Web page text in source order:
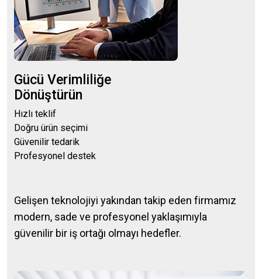
Gücü Verimliliğe
Dönüştürün
Hızlı teklif
Doğru ürün seçimi
Güvenilir tedarik
Profesyonel destek
Gelişen teknolojiyi yakından takip eden firmamız
modern, sade ve profesyonel yaklaşımıyla
güvenilir bir iş ortağı olmayı hedefler.